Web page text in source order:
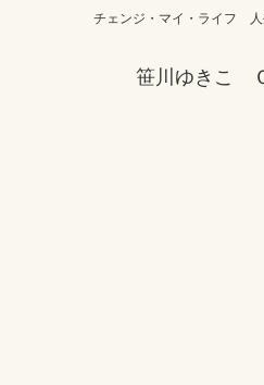
チェンジ・マイ・ライフ 人
笹川ゆきこ